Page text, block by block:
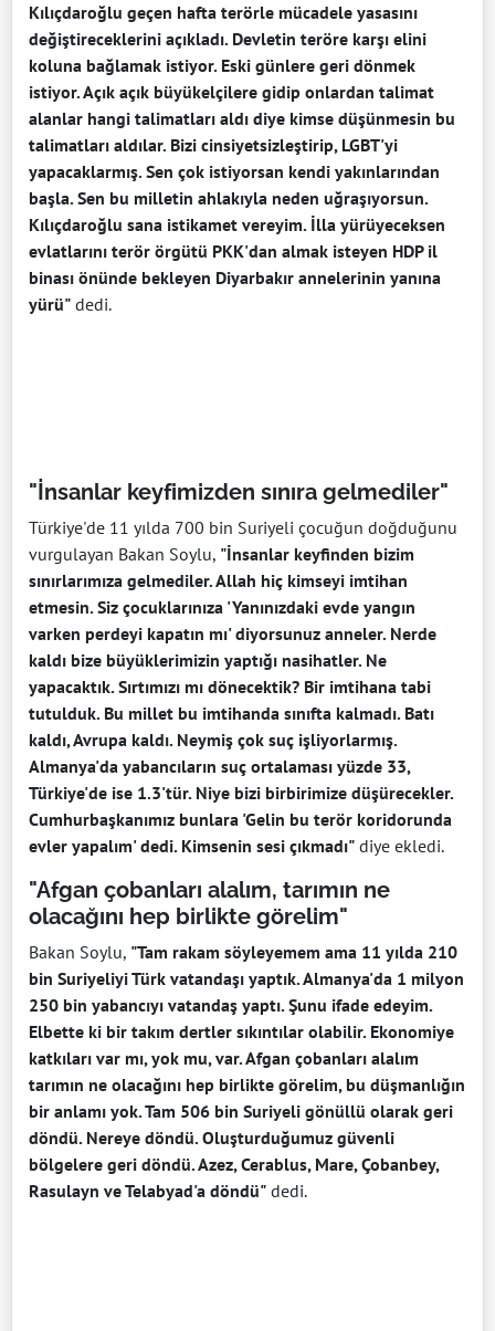
Kılıçdaroğlu geçen hafta terörle mücadele yasasını
değiştireceklerini açıkladı. Devletin teröre karşı elini
koluna bağlamak istiyor. Eski günlere geri dönmek
istiyor. Açık açık büyükelçilere gidip onlardan talimat
alanlar hangi talimatları aldı diye kimse düşünmesin bu
talimatları aldılar. Bizi cinsiyetsizleştirip, LGBT'yi
yapacaklarmış. Sen çok istiyorsan kendi yakınlarından
başla. Sen bu milletin ahlakıyla neden uğraşıyorsun.
Kılıçdaroğlu sana istikamet vereyim. İlla yürüyeceksen
evlatlarını terör örgütü PKK'dan almak isteyen HDP il
binası önünde bekleyen Diyarbakır annelerinin yanına
yürü" dedi.
"İnsanlar keyfimizden sınıra gelmediler"
Türkiye'de 11 yılda 700 bin Suriyeli çocuğun doğduğunu
vurgulayan Bakan Soylu, "İnsanlar keyfinden bizim
sınırlarımıza gelmediler. Allah hiç kimseyi imtihan
etmesin. Siz çocuklarınıza 'Yanınızdaki evde yangın
varken perdeyi kapatın mı' diyorsunuz anneler. Nerde
kaldı bize büyüklerimizin yaptığı nasihatler. Ne
yapacaktık. Sırtımızı mı dönecektik? Bir imtihana tabi
tutulduk. Bu millet bu imtihanda sınıfta kalmadı. Batı
kaldı, Avrupa kaldı. Neymiş çok suç işliyorlarmış.
Almanya'da yabancıların suç ortalaması yüzde 33,
Türkiye'de ise 1.3'tür. Niye bizi birbirimize düşürecekler.
Cumhurbaşkanımız bunlara 'Gelin bu terör koridorunda
evler yapalım' dedi. Kimsenin sesi çıkmadı" diye ekledi.
"Afgan çobanları alalım, tarımın ne
olacağını hep birlikte görelim"
Bakan Soylu, "Tam rakam söyleyemem ama 11 yılda 210
bin Suriyeliyi Türk vatandaşı yaptık. Almanya'da 1 milyon
250 bin yabancıyı vatandaş yaptı. Şunu ifade edeyim.
Elbette ki bir takım dertler sıkıntılar olabilir. Ekonomiye
katkıları var mı, yok mu, var. Afgan çobanları alalım
tarımın ne olacağını hep birlikte görelim, bu düşmanlığın
bir anlamı yok. Tam 506 bin Suriyeli gönüllü olarak geri
döndü. Nereye döndü. Oluşturduğumuz güvenli
bölgelere geri döndü. Azez, Cerablus, Mare, Çobanbey,
Rasulayn ve Telabyad'a döndü" dedi.